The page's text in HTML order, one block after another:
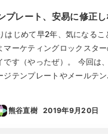
レート、安易に修正し
じめて早2年、気になるこ
マーケティングロックスタ
です（やったぜ）。 今回は
ジテンプレートやメールテ
熊谷直樹
投稿日
2019年9月20日